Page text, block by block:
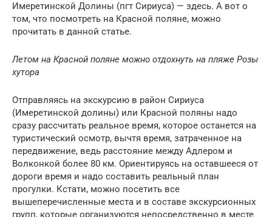
Имеретинской Долины (пгт Сириуса) — здесь. А вот о
том, что посмотреть на Красной поляне, можно
прочитать в данной статье.
Летом на Красной поляне можно отдохнуть на пляже Розы
хутора
Отправляясь на экскурсию в район Сириуса
(Имеретинской долины) или Красной поляны надо
сразу рассчитать реальное время, которое останется на
туристический осмотр, вычтя время, затраченное на
передвижение, ведь расстояние между Адлером и
Волконкой более 80 км. Ориентируясь на оставшееся от
дороги время и надо составить реальный план
прогулки. Кстати, можно посетить все
вышеперечисленные места и в составе экскурсионных
групп, которые организуются непосредственно в месте